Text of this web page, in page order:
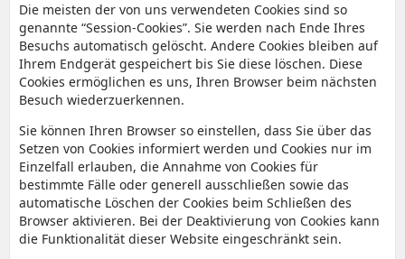
Die meisten der von uns verwendeten Cookies sind so
genannte “Session-Cookies”. Sie werden nach Ende Ihres
Besuchs automatisch gelöscht. Andere Cookies bleiben auf
Ihrem Endgerät gespeichert bis Sie diese löschen. Diese
Cookies ermöglichen es uns, Ihren Browser beim nächsten
Besuch wiederzuerkennen.
Sie können Ihren Browser so einstellen, dass Sie über das
Setzen von Cookies informiert werden und Cookies nur im
Einzelfall erlauben, die Annahme von Cookies für
bestimmte Fälle oder generell ausschließen sowie das
automatische Löschen der Cookies beim Schließen des
Browser aktivieren. Bei der Deaktivierung von Cookies kann
die Funktionalität dieser Website eingeschränkt sein.